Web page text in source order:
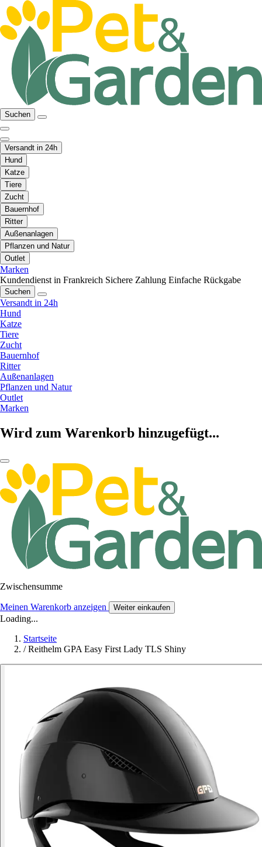
Suchen
Versandt in 24h
Hund
Katze
Tiere
Zucht
Bauernhof
Ritter
Außenanlagen
Pflanzen und Natur
Outlet
Marken
Kundendienst in Frankreich Sichere Zahlung Einfache Rückgabe
Suchen
Versandt in 24h
Hund
Katze
Tiere
Zucht
Bauernhof
Ritter
Außenanlagen
Pflanzen und Natur
Outlet
Marken
Wird zum Warenkorb hinzugefügt...
Zwischensumme
Meinen Warenkorb anzeigen Weiter einkaufen
Loading...
Startseite
/ Reithelm GPA Easy First Lady TLS Shiny